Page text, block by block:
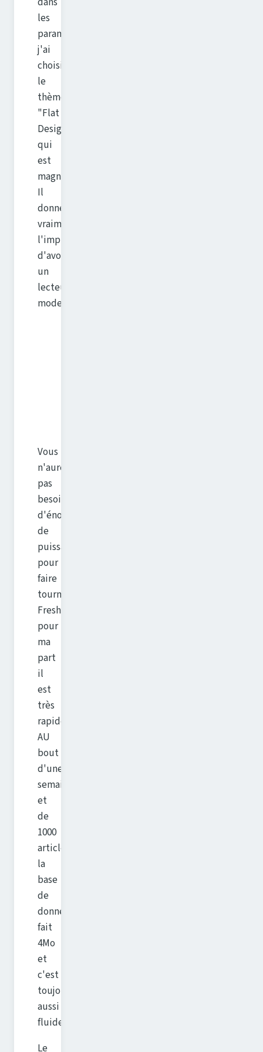
les
paramètres,
j'ai
choisi
le
thème
"Flat
Design"
qui
est
magnifique,
Il
donne
vraiment
l'impression
d'avoir
un
lecteur
moderne.
Vous
n'aurez
pas
besoin
d'énormément
de
puissance
pour
faire
tourner
FreshRSS,
pour
ma
part
il
est
très
rapide.
AU
bout
d'une
semaine
et
de
1000
articles,
la
base
de
données
fait
4Mo
et
c'est
toujours
aussi
fluide.
Le